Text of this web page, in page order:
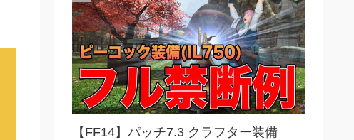
【FF14】パッチ7.3 クラフター装備